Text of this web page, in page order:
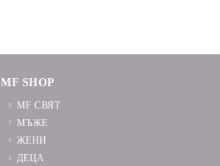
MF SHOP
MF СВЯТ
МЪЖЕ
ЖЕНИ
ДЕЦА